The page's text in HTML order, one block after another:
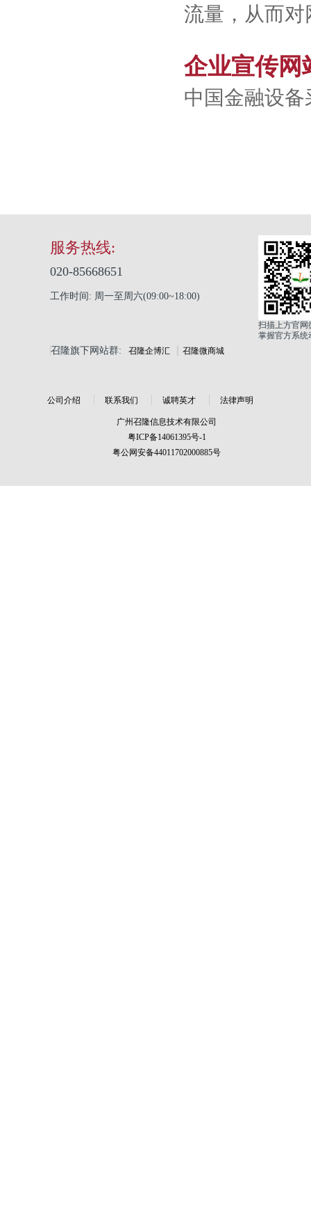
流量，从而
企业宣传网
中国金融设
服务热线:
020-85668651
工作时间: 周一至周六(09:00~18:00)
召隆旗下网站群: 召隆企博汇 召隆微商城
扫描上方官网
掌握官方系统
公司介绍 联系我们 诚聘英才 法律声明
广州召隆信息技术有限公司
粤ICP备14061395号-1
粤公网安备44011702000885号